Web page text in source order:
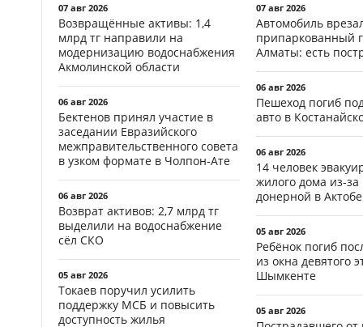
07 авг 2026
Возвращённые активы: 1,4
млрд тг направили на
модернизацию водоснабжения
Акмолинской области
06 авг 2026
Бектенов принял участие в
заседании Евразийского
межправительственного совета
в узком формате в Чолпон-Ате
06 авг 2026
Возврат активов: 2,7 млрд тг
выделили на водоснабжение
сёл СКО
05 авг 2026
Токаев поручил усилить
поддержку МСБ и повысить
доступность жилья
07 авг 2026
Автомобиль
припаркованный
Алматы: есть
06 авг 2026
Пешеход погиб
авто в
06 авг 2026
14 человек
жилого дома из-
донерной в Актобе
05 авг 2026
Ребёнок погиб
из окна девятого
Шымкенте
05 авг 2026